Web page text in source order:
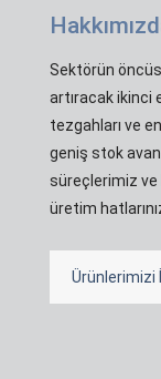
Sektörün
artıracak ikinci
tezgahları ve
geniş stok
süreçlerimiz ve
üretim
Ürünlerimizi